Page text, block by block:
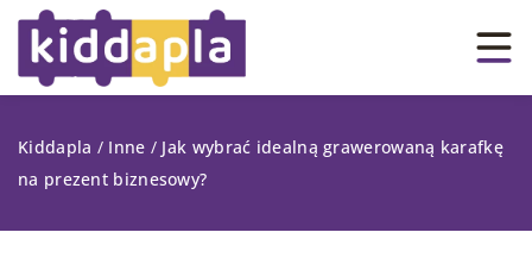
Kiddapla / Inne / Jak wybrać idealną grawerowaną karafkę
na prezent biznesowy?